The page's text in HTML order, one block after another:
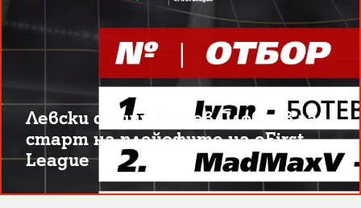
Левски срещу Ботев Пловдив за
старт на плейофите на eFirst
League